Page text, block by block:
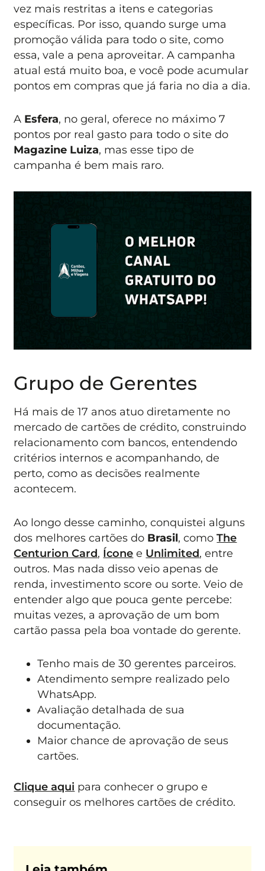
vez mais restritas a itens e categorias
específicas. Por isso, quando surge uma
promoção válida para todo o site, como
essa, vale a pena aproveitar. A campanha
atual está muito boa, e você pode acumular
pontos em compras que já faria no dia a dia.
A Esfera, no geral, oferece no máximo 7
pontos por real gasto para todo o site do
Magazine Luiza, mas esse tipo de
campanha é bem mais raro.
Grupo de Gerentes
Há mais de 17 anos atuo diretamente no
mercado de cartões de crédito, construindo
relacionamento com bancos, entendendo
critérios internos e acompanhando, de
perto, como as decisões realmente
acontecem.
Ao longo desse caminho, conquistei alguns
dos melhores cartões do Brasil, comoThe
Centurion Card, Ícone e Unlimited, entre
outros. Mas nada disso veio apenas de
renda, investimento score ou sorte. Veio de
entender algo que pouca gente percebe:
muitas vezes, a aprovação de um bom
cartão passa pela boa vontade do gerente.
Tenho mais de 30 gerentes parceiros.
Atendimento sempre realizado pelo
WhatsApp.
Avaliação detalhada de sua
documentação.
Maior chance de aprovação de seus
cartões.
Clique aqui para conhecer o grupo e
conseguir os melhores cartões de crédito.